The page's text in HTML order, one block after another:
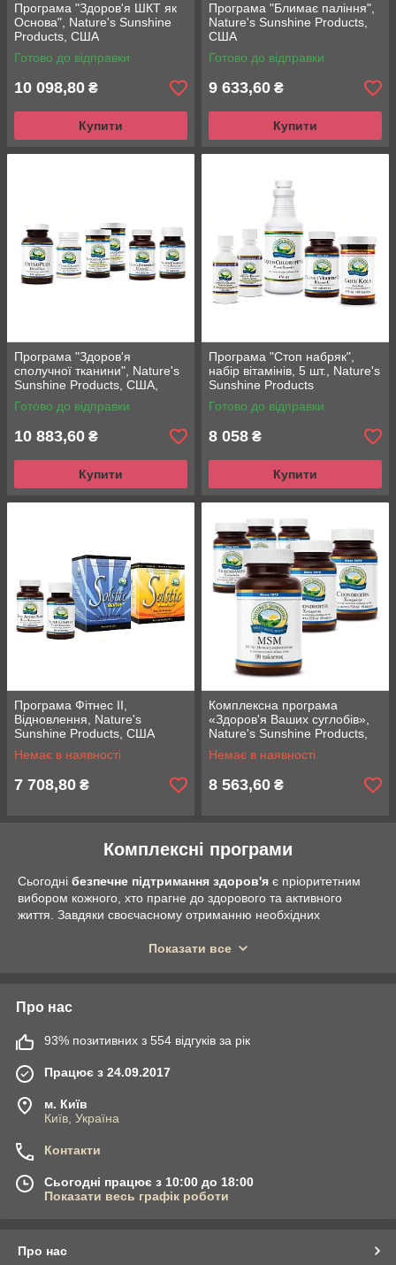
Програма "Здоров'я ШКТ як
Основа", Nature's Sunshine
Products, США
Готово до відправки
10 098,80 ₴
Купити
Програма "Блимає паління",
Nature's Sunshine Products,
США
Готово до відправки
9 633,60 ₴
Купити
Програма "Здоров'я
сполучної тканини", Nature's
Sunshine Products, США,
Набір (6 шт.)
Готово до відправки
10 883,60 ₴
Купити
Програма "Стоп набряк",
набір вітамінів, 5 шт., Nature's
Sunshine Products
Готово до відправки
8 058 ₴
Купити
Програма Фітнес II,
Відновлення, Nature's
Sunshine Products, США
Немає в наявності
7 708,80 ₴
Комплексна програма
«Здоров'я Ваших суглобів»,
Nature's Sunshine Products,
США
Немає в наявності
8 563,60 ₴
Комплексні програми
Сьогодні безпечне підтримання здоров'я є пріоритетним
вибором кожного, хто прагне до здорового та активного
життя. Завдяки своєчасному отриманню необхідних
в організмі і попереджається розвиток різних недуг.
здоров'я дорослих і дітей.
Комплексні програми NSP USA
розроблений курс, який може бути спрямований як на
загальнеполіпшення здоров'я БАДами
прискорення ефективності лікування
Відмінним вибором для швидкої
шлунково-кишкового тракту
ШЛУНКОВО-кишкового тракту, як основа NSP США і
Програма «Притивопазитарные».
Швидко зміцнити імунітет, понизити стомлюваність під
Показати все
Про нас
93% позитивних з 554 відгуків за рік
Працює з 24.09.2017
м. Київ
Київ, Україна
Контакти
Сьогодні працює з 10:00 до 18:00
Показати весь графік роботи
Про нас